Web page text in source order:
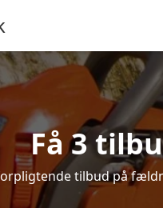
Få 3
tilbud på